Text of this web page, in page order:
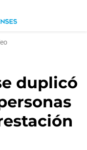
duplicó